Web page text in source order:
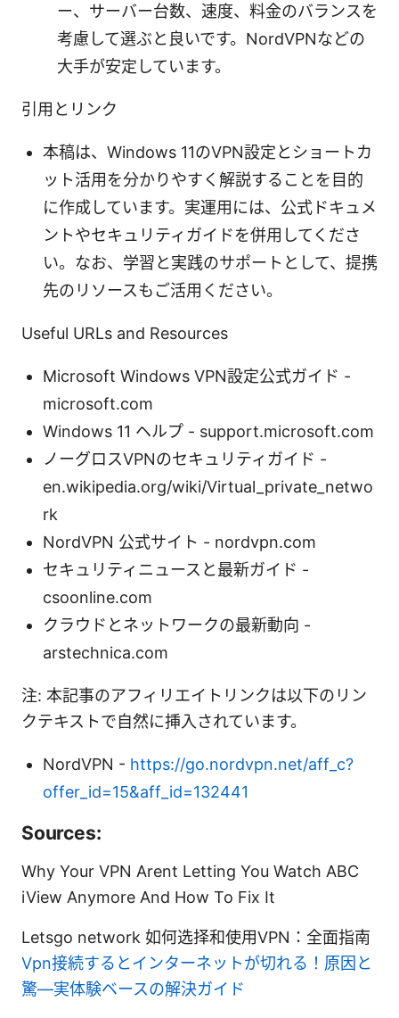
ー、サーバー台数、速度、料金のバランスを
考慮して選ぶと良いです。NordVPNなどの
大手が安定しています。
引用とリンク
本稿は、Windows 11のVPN設定とショートカ
ット活用を分かりやすく解説することを目的
に作成しています。実運用には、公式ドキュメ
ントやセキュリティガイドを併用してくださ
い。なお、学習と実践のサポートとして、提携
先のリソースもご活用ください。
Useful URLs and Resources
Microsoft Windows VPN設定公式ガイド -
microsoft.com
Windows 11 ヘルプ - support.microsoft.com
ノーグロスVPNのセキュリティガイド -
en.wikipedia.org/wiki/Virtual_private_netwo
rk
NordVPN 公式サイト - nordvpn.com
セキュリティニュースと最新ガイド -
csoonline.com
クラウドとネットワークの最新動向 -
arstechnica.com
注: 本記事のアフィリエイトリンクは以下のリン
クテキストで自然に挿入されています。
NordVPN - https://go.nordvpn.net/aff_c?
offer_id=15&aff_id=132441
Sources:
Why Your VPN Arent Letting You Watch ABC
iView Anymore And How To Fix It
Letsgo network 如何选择和使用VPN：全面指南
Vpn接続するとインターネットが切れる！原因と
驚—実体験ベースの解決ガイド